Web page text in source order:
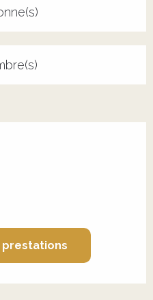
prestations